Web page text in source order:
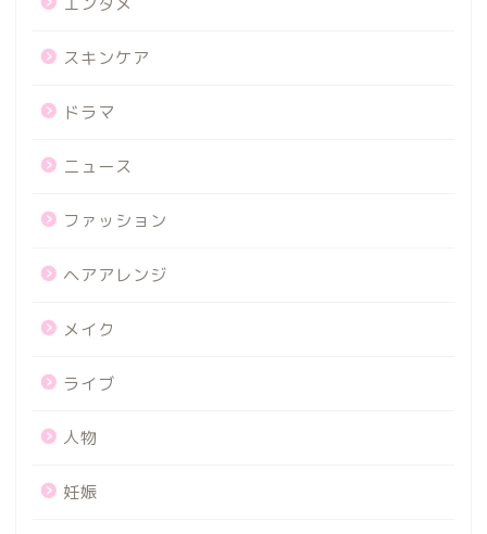
スキンケア
ドラマ
ニュース
ファッション
ヘアアレンジ
メイク
ライブ
人物
妊娠